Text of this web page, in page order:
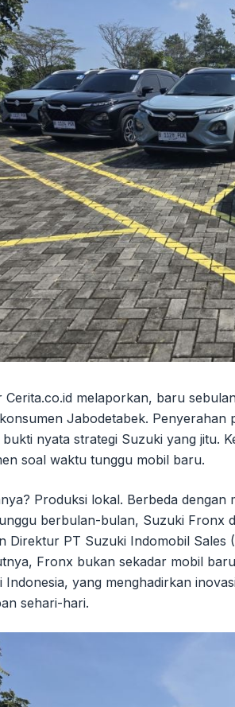
Cerita.co.id melaporkan, baru
Jabodetabek. Penyerahan
bukti nyata strategi Suzuki yang jitu.
soal waktu tunggu mobil baru.
Produksi lokal. Berbeda
berbulan-bulan, Suzuki Fronx
Direktur PT Suzuki Indomobil Sales
Fronx bukan sekadar mobil
Indonesia, yang menghadirkan
sehari-hari.